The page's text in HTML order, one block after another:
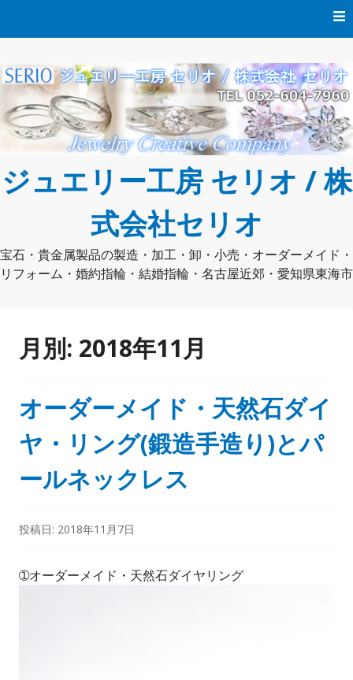
ン
ツ
へ
ス
キ
ジュエリー工房 セリオ / 株
式会社セリオ
宝石・貴金属製品の製造・加工・卸・小売・オーダーメイド・
リフォーム・婚約指輪・結婚指輪・名古屋近郊・愛知県東海市
月別: 2018年11月
オーダーメイド・天然石ダイ
ヤ・リング(鍛造手造り)とパ
ールネックレス
投稿日: 2018年11月7日
➀オーダーメイド・天然石ダイヤリング